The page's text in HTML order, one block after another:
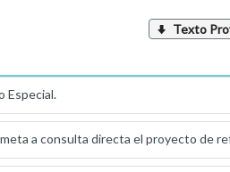
Texto
Especial.
a consulta directa el proyecto de